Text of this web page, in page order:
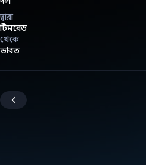
দ্বারা
টিমরেড
থেকে
ভারত